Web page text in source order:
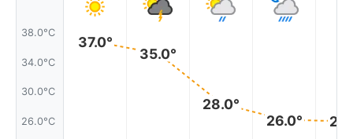
38.0°C
34.0°C
30.0°C
26.0°C
37.0°
35.0°
28.0°
26.0°